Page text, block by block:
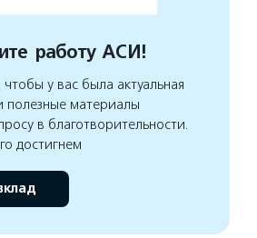
работу АСИ!
у вас была актуальная
материалы
в благотворительности.
достигнем